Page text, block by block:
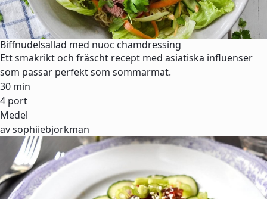
Biffnudelsallad med nuoc chamdressing
Ett smakrikt och fräscht recept med asiatiska influenser
som passar perfekt som sommarmat.
30 min
4 port
Medel
av sophiiebjorkman